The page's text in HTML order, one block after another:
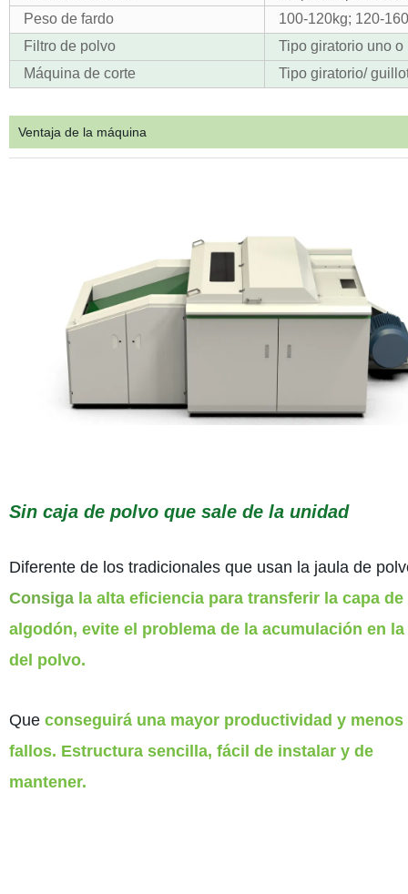
Peso de fardo
100-120kg; 120-
Filtro de polvo
Tipo giratorio uno
Máquina de corte
Tipo giratorio/
Ventaja de la máquina
Sincaja de polvo que sale de la unidad
Diferente de los tradicionales que usan la jaula de
Consigala alta eficiencia para transferir la capa de
algodón, evite el problema de la acumulación en la
del polvo.
Queconseguirá una mayor productividad y menos
fallos. Estructura sencilla, fácil de instalar y de
mantener.